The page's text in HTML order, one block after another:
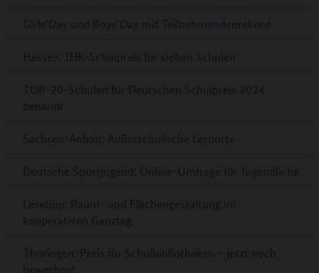
Girls’Day und Boys’Day mit Teilnehmendenrekord
Hessen: IHK-Schulpreis für sieben Schulen
TOP-20-Schulen für Deutschen Schulpreis 2024
benannt
Sachsen-Anhalt: Außerschulische Lernorte
Deutsche Sportjugend: Online-Umfrage für Jugendliche
Lesetipp: Raum- und Flächengestaltung im
kooperativen Ganztag
Thüringen: Preis für Schulbibliotheken – jetzt noch
bewerben!